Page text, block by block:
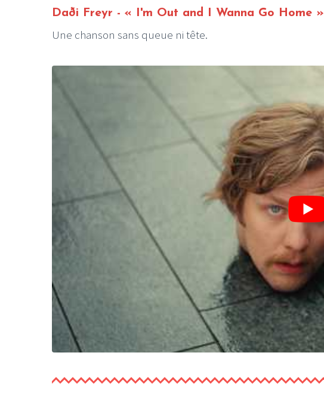
Daði Freyr - « I'm Out and I Wanna Go Home »
Une chanson sans queue ni tête.